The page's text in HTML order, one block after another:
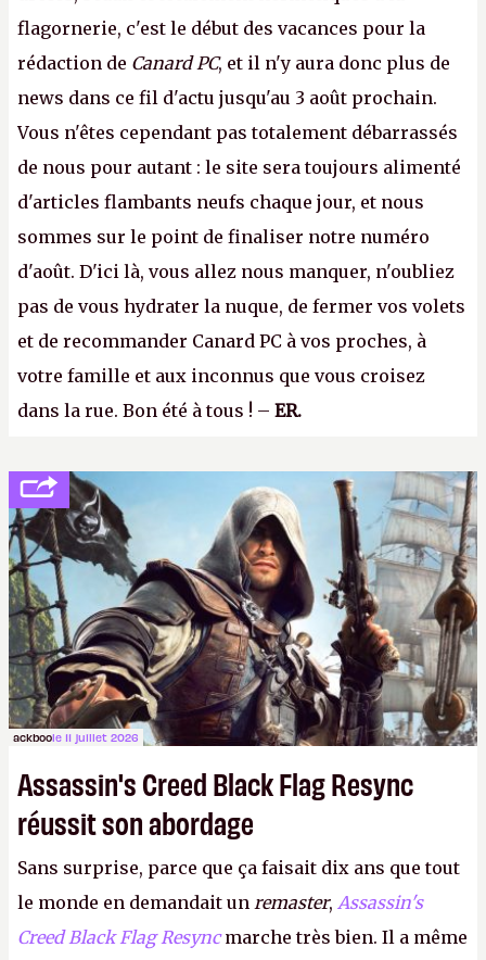
flagornerie, c'est le début des vacances pour la
rédaction de Canard PC, et il n'y aura donc plus de
news dans ce fil d'actu jusqu'au 3 août prochain.
Vous n'êtes cependant pas totalement débarrassés
de nous pour autant : le site sera toujours alimenté
d'articles flambants neufs chaque jour, et nous
sommes sur le point de finaliser notre numéro
d'août. D'ici là, vous allez nous manquer, n'oubliez
pas de vous hydrater la nuque, de fermer vos volets
et de recommander Canard PC à vos proches, à
votre famille et aux inconnus que vous croisez
dans la rue. Bon été à tous ! – ER.
ackboole 11 juillet 2026
Assassin's Creed Black Flag Resync
réussit son abordage
Sans surprise, parce que ça faisait dix ans que tout
le monde en demandait un remaster, Assassin's
Creed Black Flag Resyncmarche très bien. Il a même